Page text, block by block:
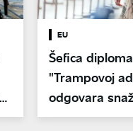
EU
Šefica
"Trampovoj
odgovara
Evropa"